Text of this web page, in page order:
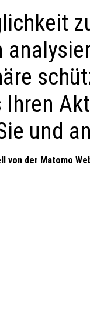
Ihren
und
von der Matomo